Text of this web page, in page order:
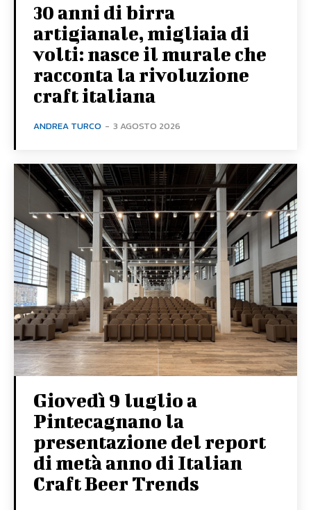
30 anni di birra
artigianale, migliaia di
volti: nasce il murale che
racconta la rivoluzione
craft italiana
ANDREA TURCO - 3 AGOSTO 2026
Giovedì 9 luglio a
Pintecagnano la
presentazione del report
di metà anno di Italian
Craft Beer Trends